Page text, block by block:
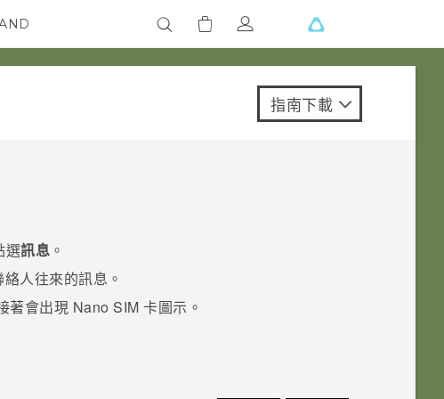
指南下載
選訊息 。
人往來的訊息。
著會出現 Nano SIM 卡圖示。